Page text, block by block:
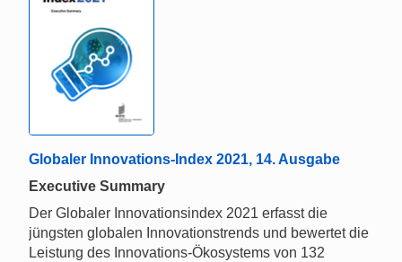
Globaler Innovations-Index 2021, 14. Ausgabe
Executive Summary
Der Globaler Innovationsindex 2021 erfasst die
jüngsten globalen Innovationstrends und bewertet die
Leistung des Innovations-Ökosystems von 132